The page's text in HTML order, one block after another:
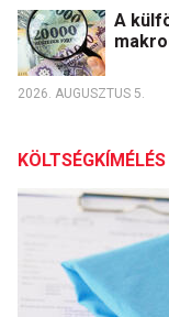
A
2026. AUGUSZTUS 5.
KÖLTSÉGKÍMÉLÉS